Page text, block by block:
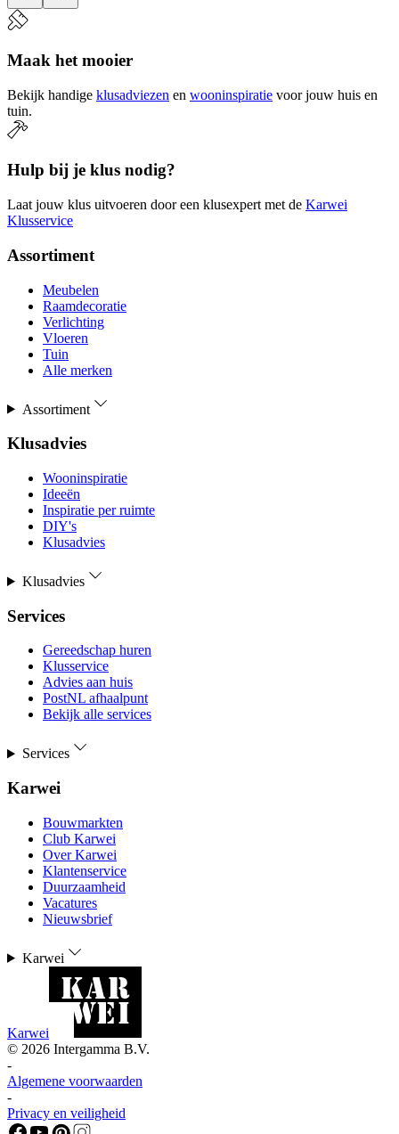
Maak het mooier
Bekijk handige klusadviezen en wooninspiratie voor jouw huis en
tuin.
Hulp bij je klus nodig?
Laat jouw klus uitvoeren door een klusexpert met de Karwei
Klusservice
Assortiment
Meubelen
Raamdecoratie
Verlichting
Vloeren
Tuin
Alle merken
Assortiment
Klusadvies
Wooninspiratie
Ideeën
Inspiratie per ruimte
DIY's
Klusadvies
Klusadvies
Services
Gereedschap huren
Klusservice
Advies aan huis
PostNL afhaalpunt
Bekijk alle services
Services
Karwei
Bouwmarkten
Club Karwei
Over Karwei
Klantenservice
Duurzaamheid
Vacatures
Nieuwsbrief
Karwei
Karwei
© 2026 Intergamma B.V.
-
Algemene voorwaarden
-
Privacy en veiligheid